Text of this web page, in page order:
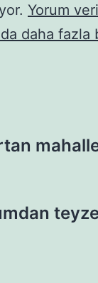
Yorum
daha fazla
mahalle